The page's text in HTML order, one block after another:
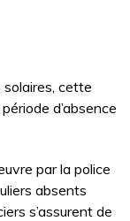
cette
d’absence
par la police
absents
s’assurent de